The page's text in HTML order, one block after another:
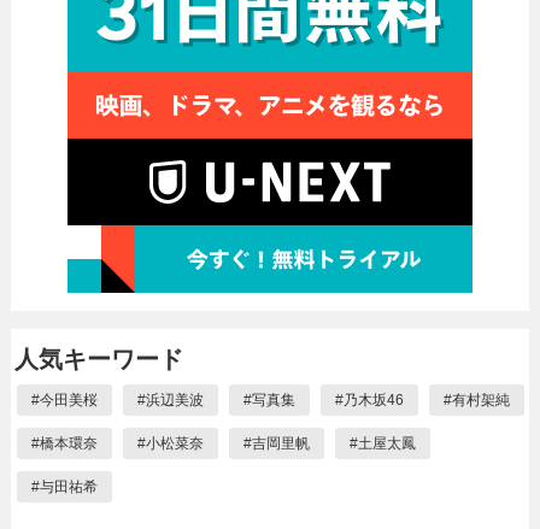
人気キーワード
#今田美桜 #浜辺美波 #写真集 #乃木坂46 #有村架純
#橋本環奈 #小松菜奈 #吉岡里帆 #土屋太鳳
#与田祐希